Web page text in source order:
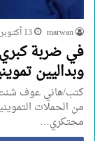
marwan 13 أكتوبر، 2023
وبداليين
كتب/هاني عوف شنت
من الحملات
محتكري…